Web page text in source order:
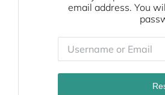
email address. You